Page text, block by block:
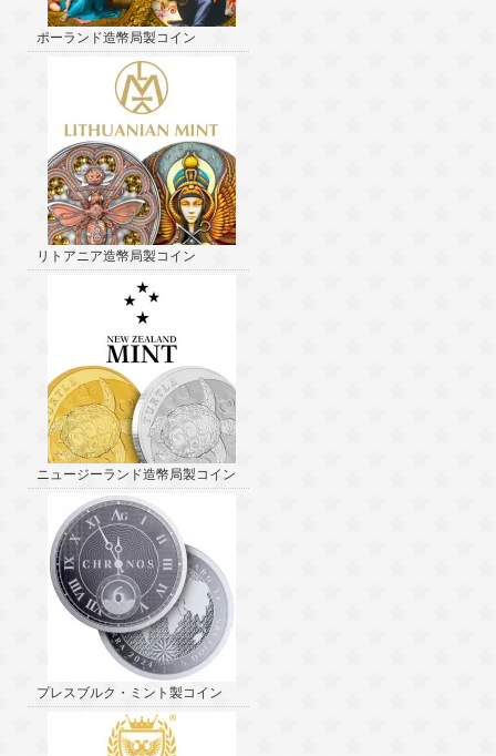
ポーランド造幣局製コイン
リトアニア造幣局製コイン
ニュージーランド造幣局製コイン
プレスブルク・ミント製コイン